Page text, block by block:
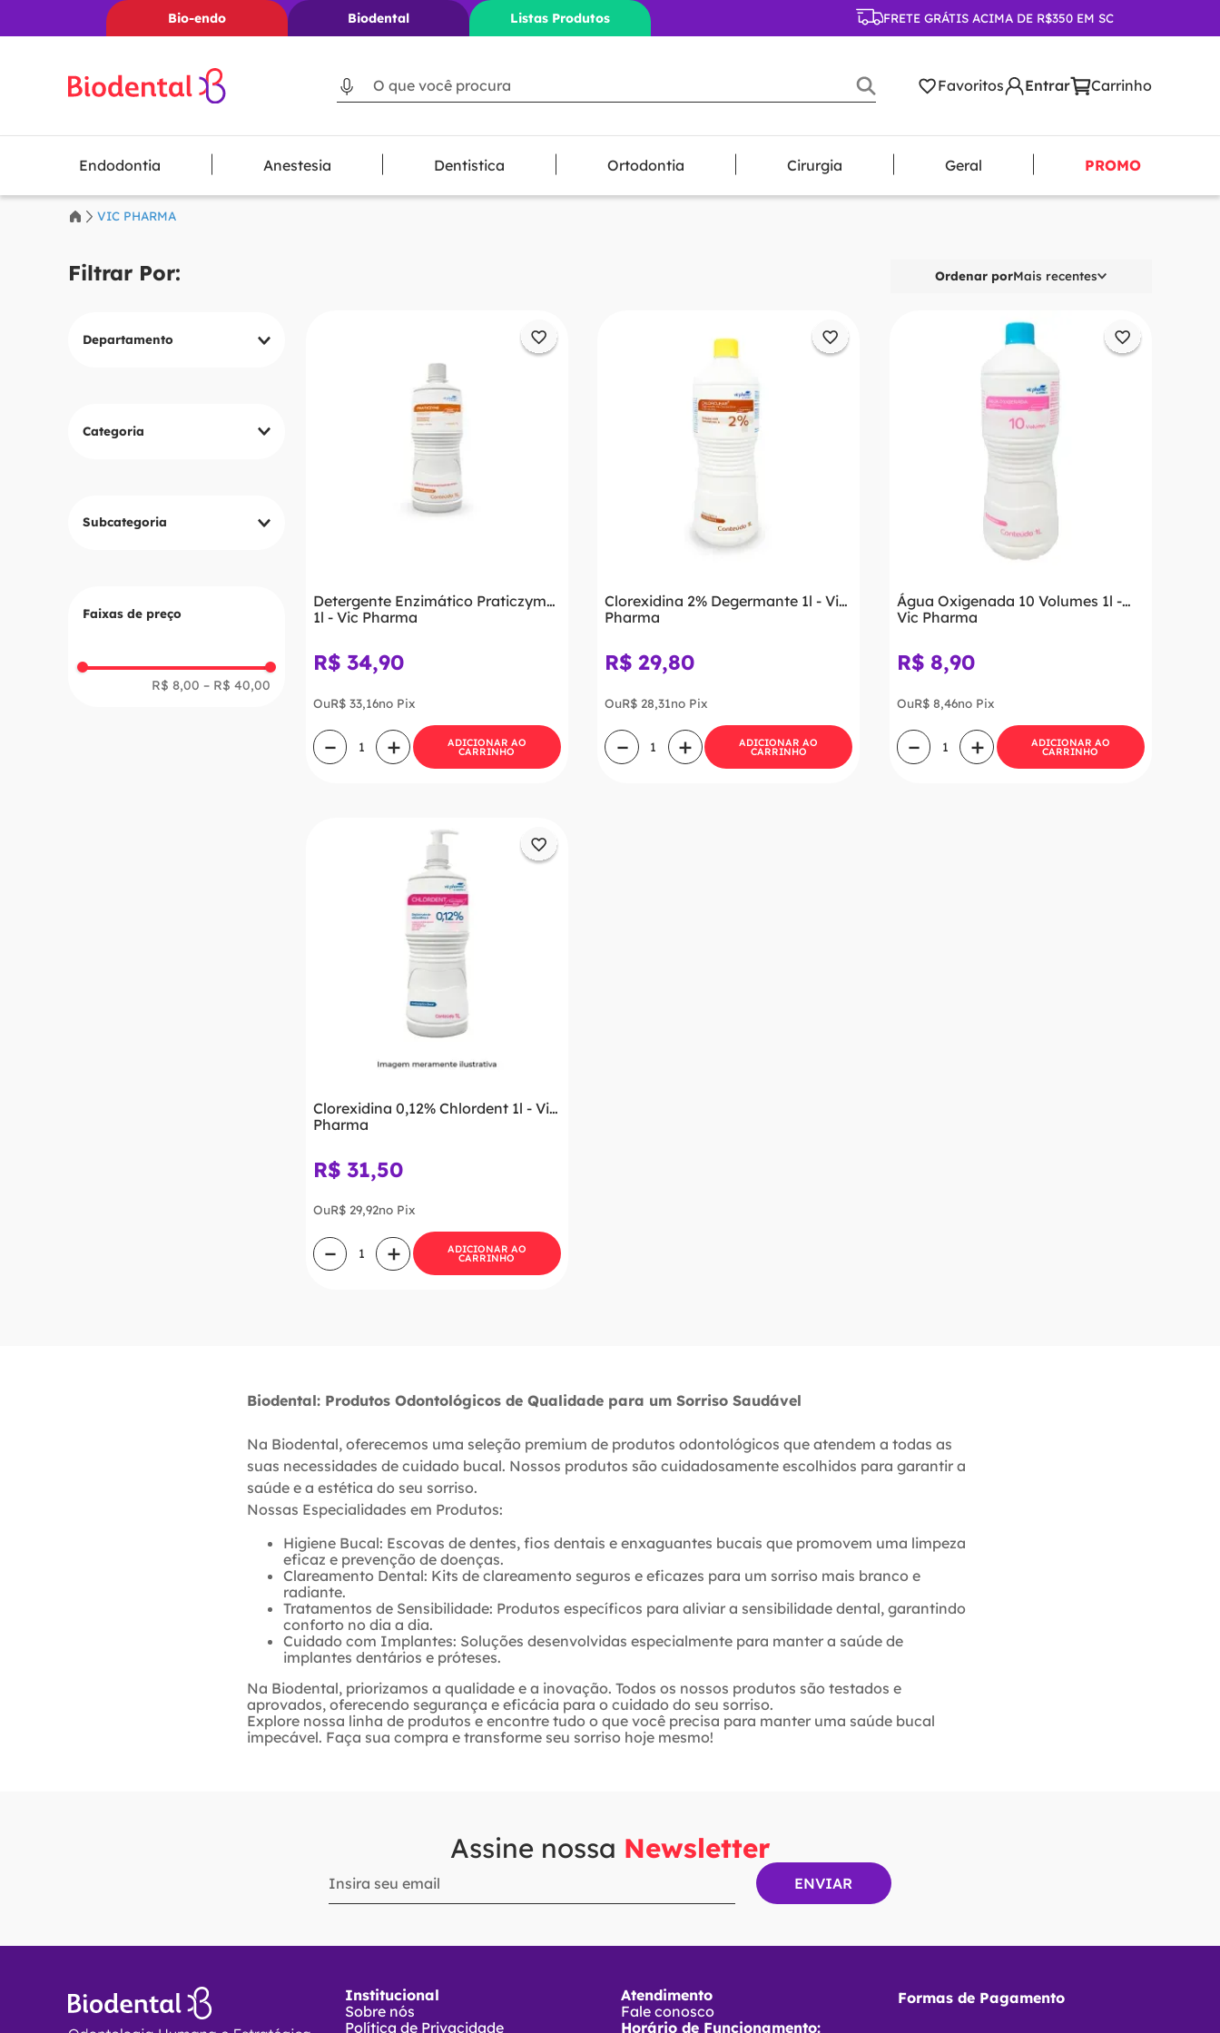
Bio-endo Biodental Listas Produtos FRETE GRÁTIS ACIMA DE R$350 EM SC
O que você procura
Favoritos
Endodontia Anestesia Dentistica Ortodontia Cirurgia Geral PROMO
VIC PHARMA
Departamento
Categoria
Esterilização
Subcategoria
Faixas de preço
R$ 8,00 – R$ 40,00
Ordenar porMais recentes
Detergente Enzimático Praticzyme
1l - Vic Pharma
R$ 34,90
OuR$ 33,16no Pix
＋
－ ADICIONAR AO
CARRINHO
Clorexidina 2% Degermante 1l - Vic
Pharma
R$ 29,80
OuR$ 28,31no Pix
＋
－ ADICIONAR AO
CARRINHO
Água Oxigenada 10 Volumes 1l -
Vic Pharma
R$ 8,90
OuR$ 8,46no Pix
＋
－ ADICIONAR AO
CARRINHO
Clorexidina 0,12% Chlordent 1l - Vic
Pharma
R$ 31,50
OuR$ 29,92no Pix
＋
－ ADICIONAR AO
CARRINHO
Biodental: Produtos Odontológicos de Qualidade para um Sorriso Saudável
Na Biodental, oferecemos uma seleção premium de produtos odontológicos que atendem a todas as
suas necessidades de cuidado bucal. Nossos produtos são cuidadosamente escolhidos para garantir a
saúde e a estética do seu sorriso.
Nossas Especialidades em Produtos:
Higiene Bucal: Escovas de dentes, fios dentais e enxaguantes bucais que promovem uma limpeza
eficaz e prevenção de doenças.
Clareamento Dental: Kits de clareamento seguros e eficazes para um sorriso mais branco e
radiante.
Tratamentos de Sensibilidade: Produtos específicos para aliviar a sensibilidade dental, garantindo
conforto no dia a dia.
Cuidado com Implantes: Soluções desenvolvidas especialmente para manter a saúde de
implantes dentários e próteses.
Na Biodental, priorizamos a qualidade e a inovação. Todos os nossos produtos são testados e
aprovados, oferecendo segurança e eficácia para o cuidado do seu sorriso.
Explore nossa linha de produtos e encontre tudo o que você precisa para manter uma saúde bucal
impecável. Faça sua compra e transforme seu sorriso hoje mesmo!
Assine nossa Newsletter
Institucional
Sobre nós
Política de Privacidade
Atendimento
Fale conosco
Horário de Funcionamento:
Formas de Pagamento